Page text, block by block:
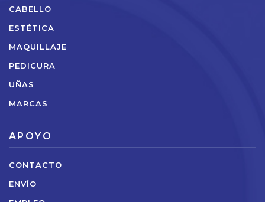
CABELLO
ESTÉTICA
MAQUILLAJE
PEDICURA
UÑAS
MARCAS
APOYO
CONTACTO
ENVÍO